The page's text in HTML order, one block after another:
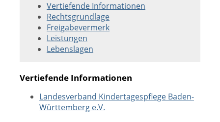
Vertiefende Informationen
Rechtsgrundlage
Freigabevermerk
Leistungen
Lebenslagen
Vertiefende Informationen
Landesverband Kindertagespflege Baden-
Württemberg e.V.